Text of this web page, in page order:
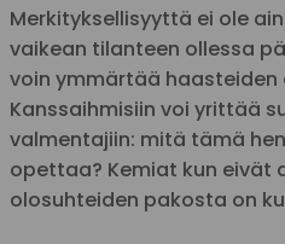
Merkityksellisyyttä ei ole
vaikean tilanteen ollessa
voin ymmärtää haasteiden
Kanssaihmisiin voi yrittää
valmentajiin: mitä tämä
opettaa? Kemiat kun eivät
olosuhteiden pakosta on